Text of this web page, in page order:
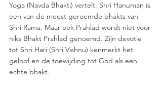
Yoga (Navda Bhakti) vertelt. Shri Hanuman is
een van de meest geroemde bhakts van
Shri Rama. Maar ook Prahlad wordt niet voor
niks Bhakt Prahlad genoemd. Zijn devotie
tot Shri Hari (Shri Vishnu) kenmerkt het
geloof en de toewijding tot God als een
echte bhakt.